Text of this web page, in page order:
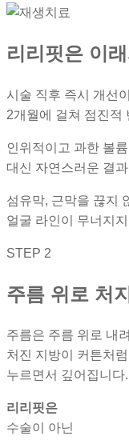
리리핏은 이
시술 직후 즉시 개선
2개월에 걸쳐 점진적
인위적이고 과한 볼
대신 자연스러운 결
섬유막, 근막을 끊지
얼굴 라인이 무너지
STEP 2
주름 위로 처
주름은 주름 위로 내
처진 지방이 커튼처
누르면서 깊어집니다.
리리핏은
수술이 아닌